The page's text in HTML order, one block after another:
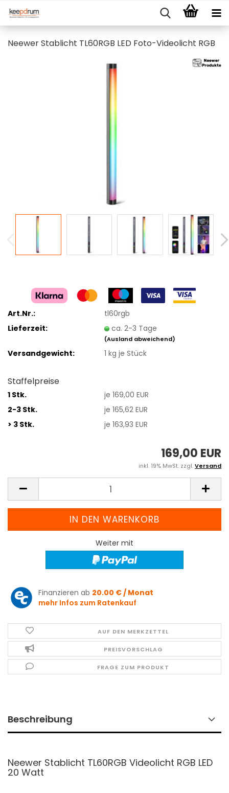
Neewer Stablicht TL60RGB LED Foto-Videolicht RGB
Art.Nr.:
tl60rgb
Lieferzeit:
ca. 2-3 Tage
(Ausland abweichend)
Versandgewicht: 1 kg je Stück
Staffelpreise
1 Stk.
je 169,00 EUR
2-3 Stk.
je 165,62 EUR
> 3 Stk.
je 163,93 EUR
169,00 EUR
inkl. 19% MwSt. zzgl.Versand
Weiter mit
Finanzieren ab 20.00 € / Monat
mehr Infos zum Ratenkauf
AUF DEN MERKZETTEL
PREISVORSCHLAG
FRAGE ZUM PRODUKT
Beschreibung
Neewer Stablicht TL60RGB Videolicht RGB LED
20 Watt